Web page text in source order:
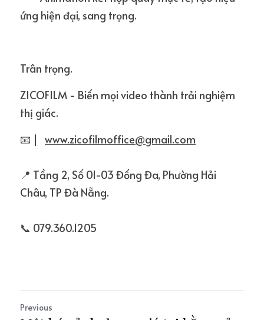
ứng hiện đại, sang trọng.
Trân trọng.
ZICOFILM - Biến mọi video thành trải nghiệm
thị giác.
📧 | www.zicofilmoffice@gmail.com
📍 Tầng 2, Số 01-03 Đống Đa, Phường Hải
Châu, TP Đà Nẵng.
📞 079.360.1205
Previous